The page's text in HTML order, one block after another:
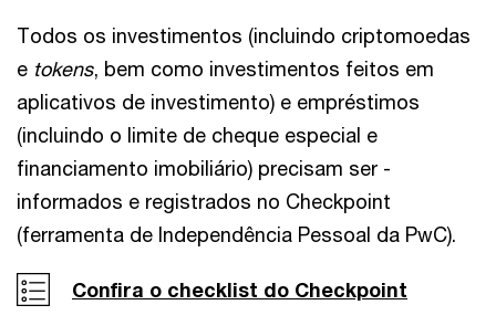
Todos os investimentos (incluindo criptomoedas
e tokens, bem como investimentos feitos em
aplicativos de investimento) e empréstimos
(incluindo o limite de cheque especial e
financiamento imobiliário) precisam ser -
informados e registrados no Checkpoint
(ferramenta de Independência Pessoal da PwC).
Confira o checklist do Checkpoint